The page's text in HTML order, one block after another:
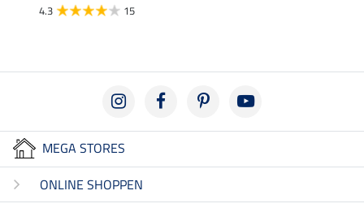
4.3 15
MEGA STORES
ONLINE SHOPPEN